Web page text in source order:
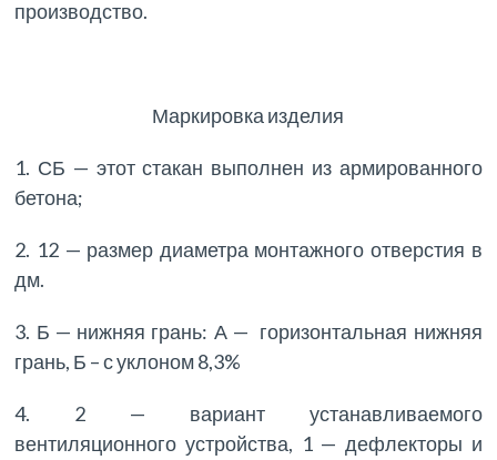
производство.
Маркировка изделия
1. СБ — этот стакан выполнен из армированного
бетона;
2. 12 — размер диаметра монтажного отверстия в
дм.
3. Б — нижняя грань: А — горизонтальная нижняя
грань, Б – с уклоном 8,3%
4. 2 — вариант устанавливаемого
вентиляционного устройства, 1 — дефлекторы и